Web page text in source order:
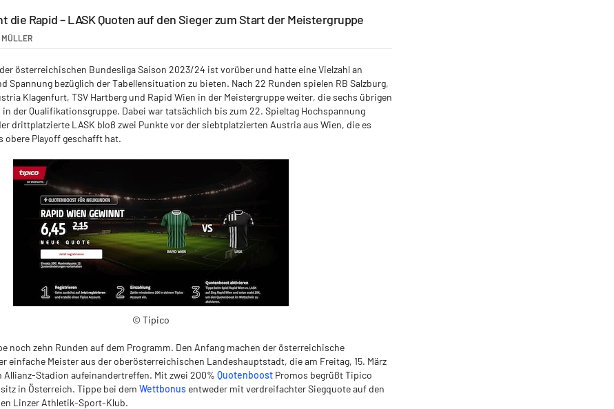
die Rapid – LASK Quoten auf den Sieger zum Start der Meistergruppe
MÜLLER
österreichischen Bundesliga Saison 2023/24 ist vorüber und hatte eine Vielzahl an
Spannung bezüglich der Tabellensituation zu bieten. Nach 22 Runden spielen RB Salzburg,
Klagenfurt, TSV Hartberg und Rapid Wien in der Meistergruppe weiter, die sechs übrigen
in der Qualifikationsgruppe. Dabei war tatsächlich bis zum 22. Spieltag Hochspannung
drittplatzierte LASK bloß zwei Punkte vor der siebtplatzierten Austria aus Wien, die es
obere Playoff geschafft hat.
© Tipico
noch zehn Runden auf dem Programm. Den Anfang machen der österreichische
einfache Meister aus der oberösterreichischen Landeshauptstadt, die am Freitag, 15. März
Allianz-Stadion aufeinandertreffen. Mit zwei 200% Quotenboost Promos begrüßt Tipico
in Österreich. Tippe bei dem Wettbonus entweder mit verdreifachter Siegquote auf den
Linzer Athletik-Sport-Klub.